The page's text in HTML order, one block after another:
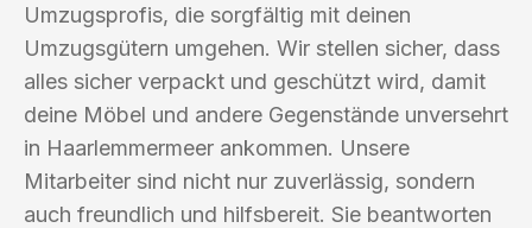
Umzugsprofis, die sorgfältig mit deinen
Umzugsgütern umgehen. Wir stellen sicher, dass
alles sicher verpackt und geschützt wird, damit
deine Möbel und andere Gegenstände unversehrt
in Haarlemmermeer ankommen. Unsere
Mitarbeiter sind nicht nur zuverlässig, sondern
auch freundlich und hilfsbereit. Sie beantworten